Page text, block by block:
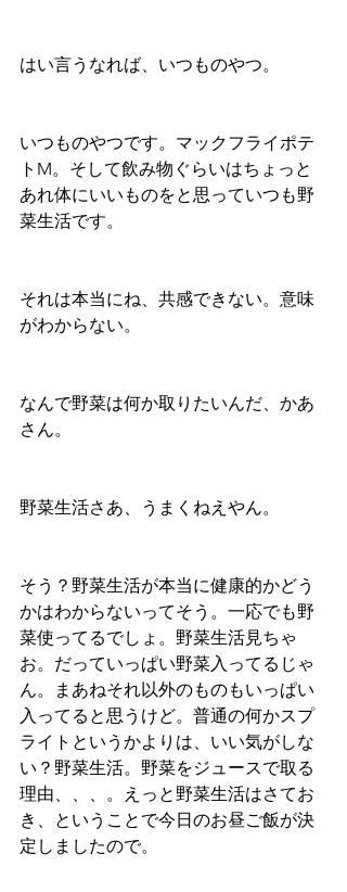
はい言うなれば、いつものやつ。
いつものやつです。マックフライポテ
トM。そして飲み物ぐらいはちょっと
あれ体にいいものをと思っていつも野
菜生活です。
それは本当にね、共感できない。意味
がわからない。
なんで野菜は何か取りたいんだ、かあ
さん。
野菜生活さあ、うまくねえやん。
そう？野菜生活が本当に健康的かどう
かはわからないってそう。一応でも野
菜使ってるでしょ。野菜生活見ちゃ
お。だっていっぱい野菜入ってるじゃ
ん。まあねそれ以外のものもいっぱい
入ってると思うけど。普通の何かスプ
ライトというかよりは、いい気がしな
い？野菜生活。野菜をジュースで取る
理由、、、。えっと野菜生活はさてお
き、ということで今日のお昼ご飯が決
定しましたので。